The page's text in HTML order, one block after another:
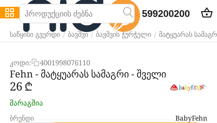
599200200
საწყისი გვერდი / ბავშვი / ბავშვის ჭურჭელი / მატყუარას
კოდი: 4001998076110
Fehn - მატყუარას სამაგრი - შველი
‍26‍₾
მარაგშია
ბრენდი BabyFehn